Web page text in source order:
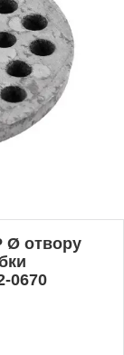
Ø отвору
0670